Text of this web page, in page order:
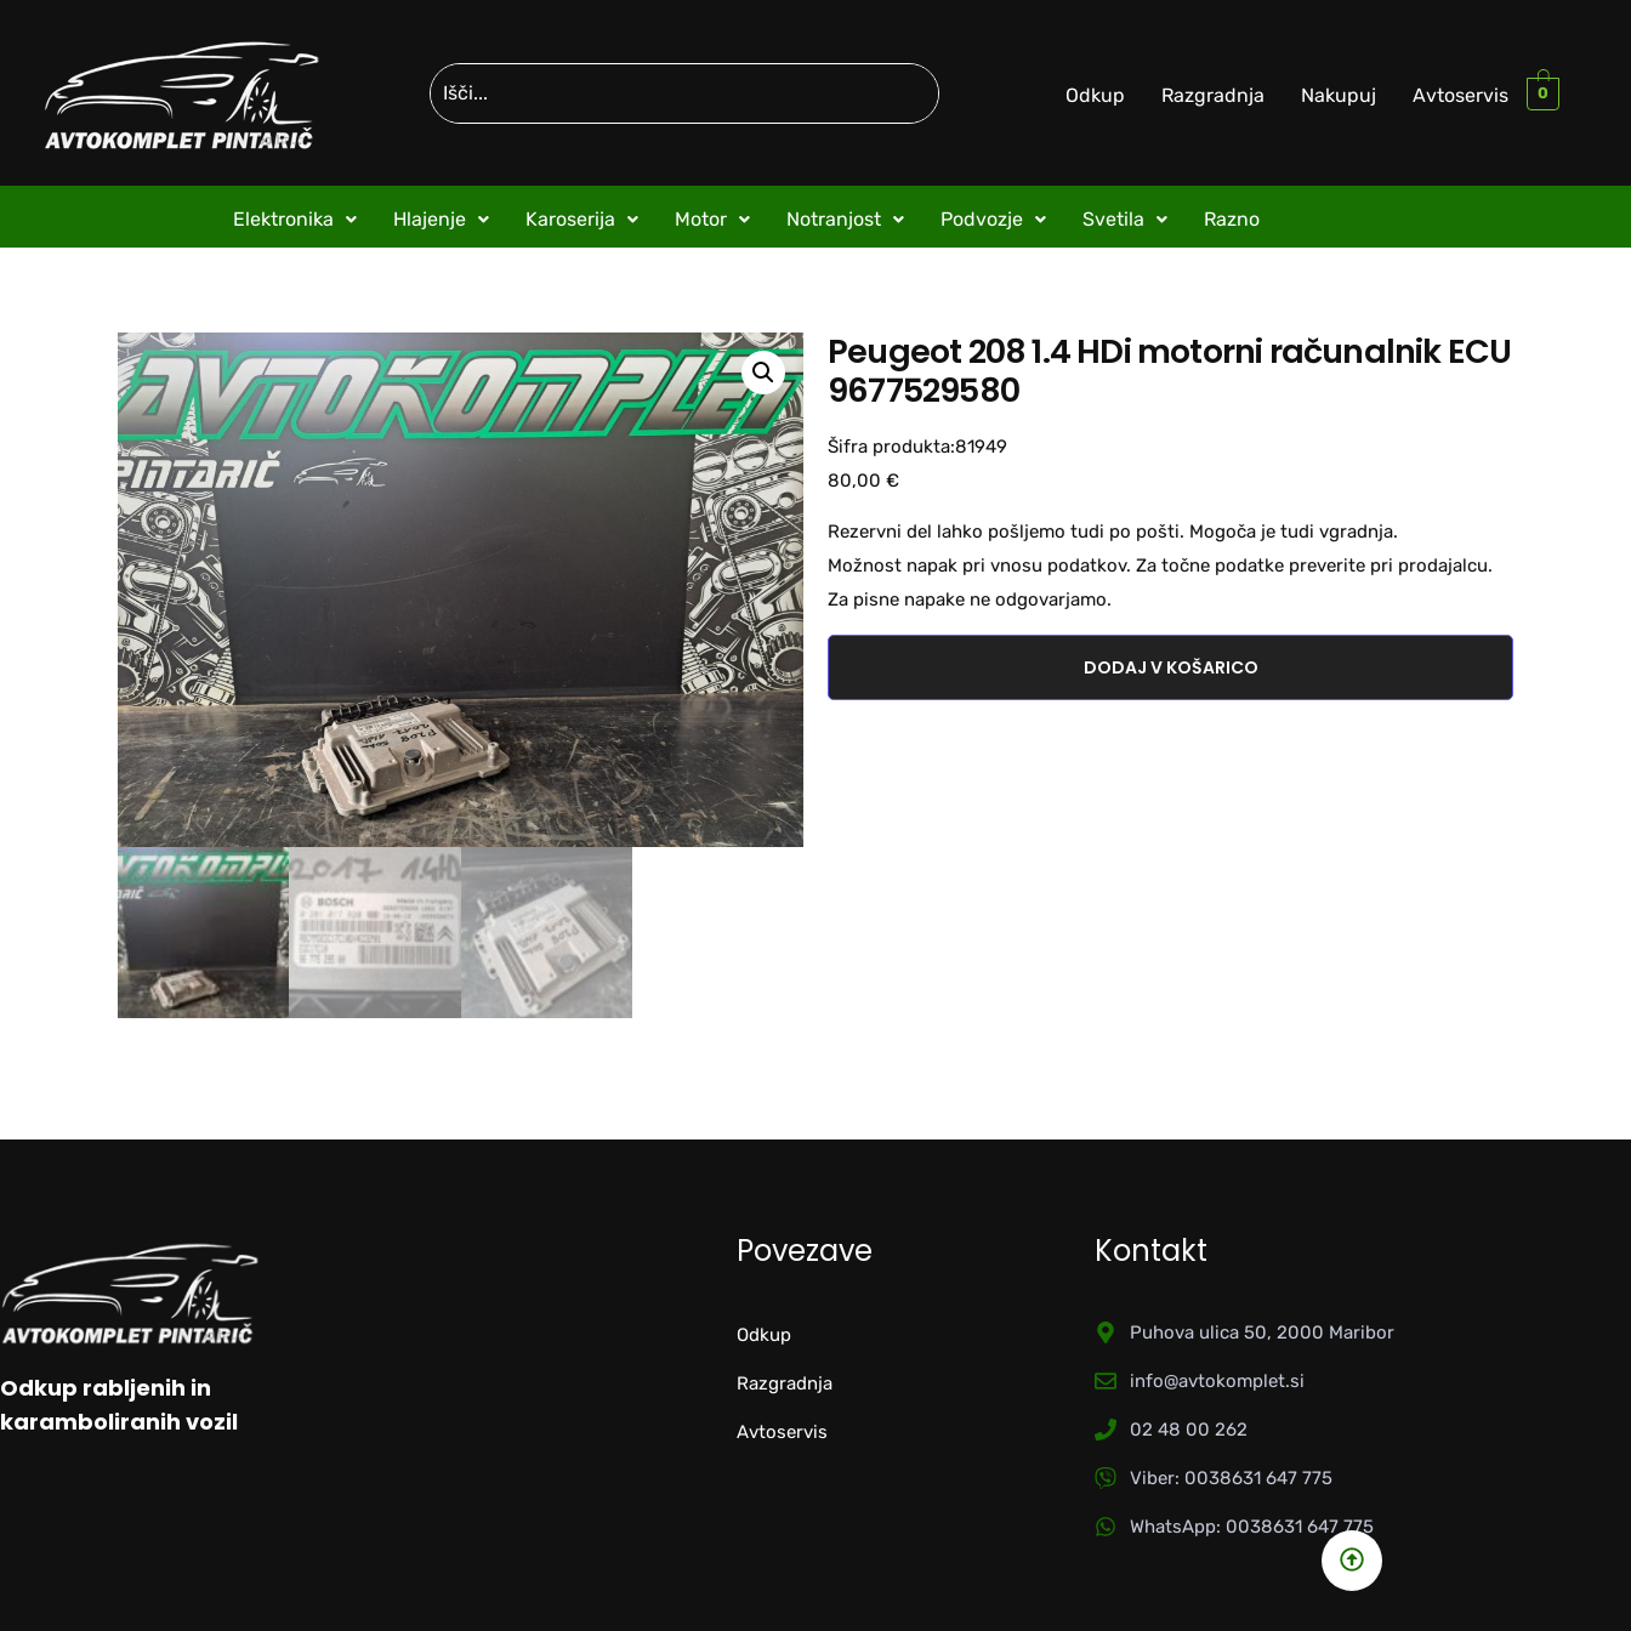
Odkup Razgradnja Nakupuj Avtoservis 0
Elektronika Hlajenje Karoserija Motor Notranjost Podvozje Svetila Razno
Peugeot 208 1.4 HDi motorni računalnik ECU
9677529580
Šifra produkta:81949
80,00 €
Rezervni del lahko pošljemo tudi po pošti. Mogoča je tudi vgradnja.
Možnost napak pri vnosu podatkov. Za točne podatke preverite pri prodajalcu.
Za pisne napake ne odgovarjamo.
DODAJ V KOŠARICO
Odkup rabljenih in
karamboliranih vozil
Povezave
Odkup
Razgradnja
Avtoservis
Kontakt
Puhova ulica 50, 2000 Maribor
info@avtokomplet.si
02 48 00 262
Viber: 0038631 647 775
WhatsApp: 0038631 647 775